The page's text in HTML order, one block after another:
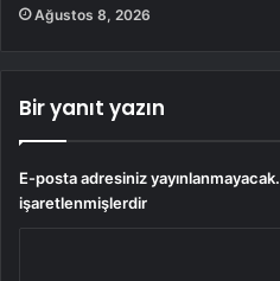
Ağustos 8, 2026
Bir yanıt yazın
E-posta adresiniz yayınlanmayacak.
işaretlenmişlerdir